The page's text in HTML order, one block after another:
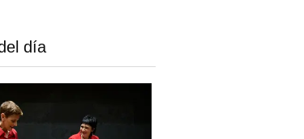
día